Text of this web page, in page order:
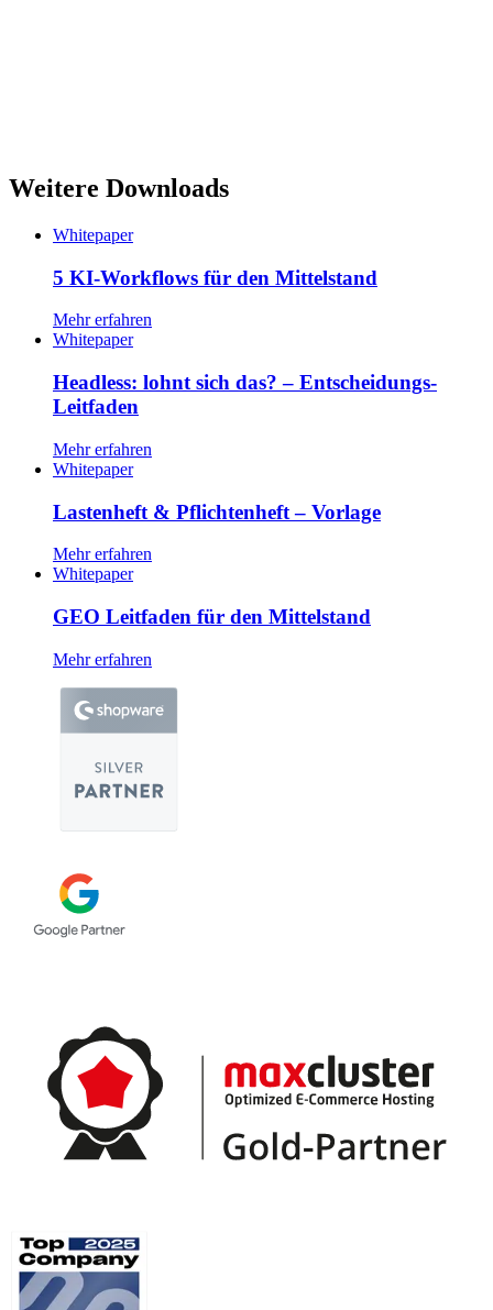
Weitere Downloads
Whitepaper
5 KI-Workflows für den Mittelstand
Mehr erfahren
Whitepaper
Headless: lohnt sich das? – Entscheidungs-
Leitfaden
Mehr erfahren
Whitepaper
Lastenheft & Pflichtenheft – Vorlage
Mehr erfahren
Whitepaper
GEO Leitfaden für den Mittelstand
Mehr erfahren